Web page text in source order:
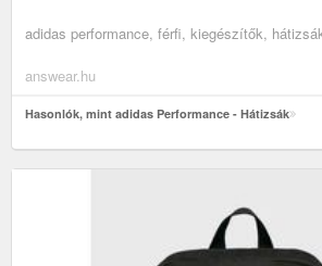
adidas performance, férfi, kiegészítők,
answear.hu
Hasonlók, mint adidas Performance - Hátizsák